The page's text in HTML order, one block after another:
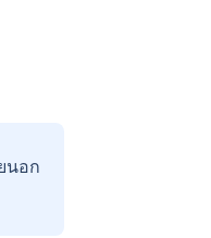
นอก